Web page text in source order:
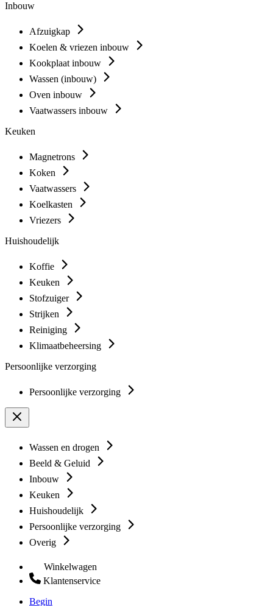
Inbouw
Afzuigkap
Koelen & vriezen inbouw
Kookplaat inbouw
Wassen (inbouw)
Oven inbouw
Vaatwassers inbouw
Keuken
Magnetrons
Koken
Vaatwassers
Koelkasten
Vriezers
Huishoudelijk
Koffie
Keuken
Stofzuiger
Strijken
Reiniging
Klimaatbeheersing
Persoonlijke verzorging
Persoonlijke verzorging
Wassen en drogen
Beeld & Geluid
Inbouw
Keuken
Huishoudelijk
Persoonlijke verzorging
Overig
Winkelwagen
Klantenservice
Begin